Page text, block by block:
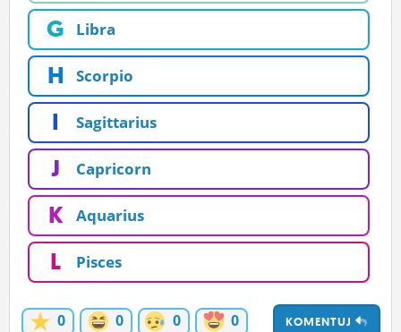
G Libra
H Scorpio
I Sagittarius
J Capricorn
K Aquarius
L Pisces
KOMENTUJ
0 0 0
0